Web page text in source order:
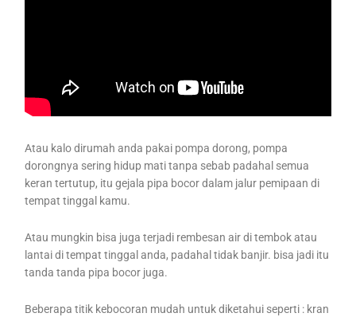
Atau kalo dirumah anda pakai pompa dorong, pompa
dorongnya sering hidup mati tanpa sebab padahal semua
keran tertutup, itu gejala pipa bocor dalam jalur pemipaan di
tempat tinggal kamu.
Atau mungkin bisa juga terjadi rembesan air di tembok atau
lantai di tempat tinggal anda, padahal tidak banjir. bisa jadi itu
tanda tanda pipa bocor juga.
Beberapa titik kebocoran mudah untuk diketahui seperti : kran